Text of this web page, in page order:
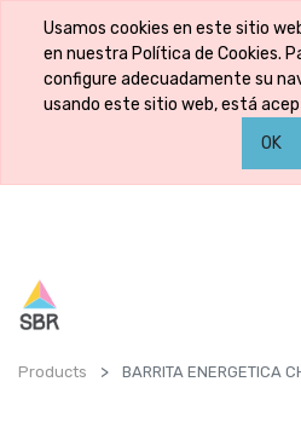
Usamos cookies en este sitio
en nuestra Política de Cookies.
configure adecuadamente su
usando este sitio web, está
OK
Products BARRITA ENERGETICA